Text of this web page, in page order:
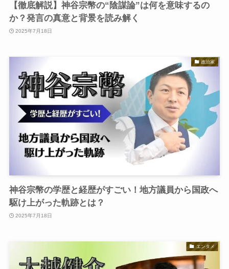
【徹底解説】神谷宗幣の“陰謀論”は何を意味するの
か？発言の真意と背景を読み解く
2025年7月18日
政治家
神谷宗幣の学歴と経歴がすごい！地方議員から国政へ
駆け上がった軌跡とは？
2025年7月18日
エンタメ